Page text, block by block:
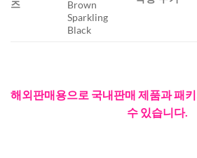
즈
Brown
Sparkling
Black
해외판매용으로 국내판매 제품과 패
수 있습니다.